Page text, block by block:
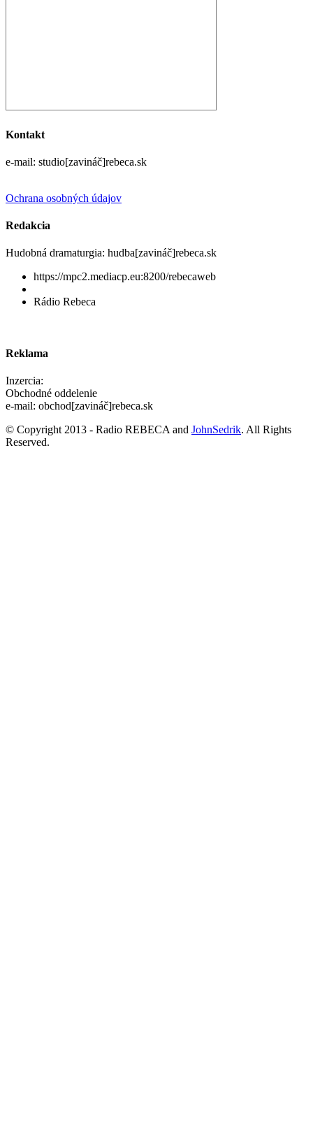
Kontakt
e-mail: studio[zavináč]rebeca.sk
Ochrana osobných údajov
Redakcia
Hudobná dramaturgia: hudba[zavináč]rebeca.sk
https://mpc2.mediacp.eu:8200/rebecaweb
Rádio Rebeca
Reklama
Inzercia:
Obchodné oddelenie
e-mail: obchod[zavináč]rebeca.sk
© Copyright 2013 - Radio REBECA and JohnSedrik. All Rights
Reserved.